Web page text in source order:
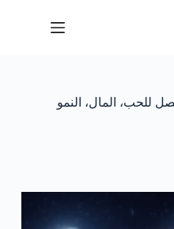
دليلك المفصل للحب، المال، النمو